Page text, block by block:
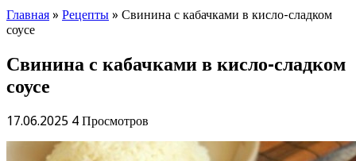
Главная » Рецепты » Свинина с кабачками в кисло-сладком
соусе
Свинина с кабачками в кисло-сладком
соусе
17.06.2025 4 Просмотров